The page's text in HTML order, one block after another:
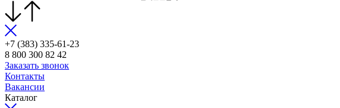
+7 (383) 335-61-23
8 800 300 82 42
Заказать звонок
Контакты
Вакансии
Каталог